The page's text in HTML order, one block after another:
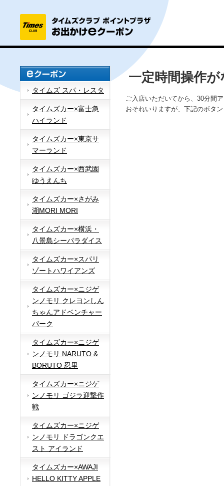
タイムズ スパ・レスタ
タイムズカー×富士急
ハイランド
タイムズカー×東京サ
マーランド
タイムズカー×西武園
ゆうえんち
タイムズカー×さがみ
湖MORI MORI
タイムズカー×横浜・
八景島シーパラダイス
タイムズカー×スパリ
ゾートハワイアンズ
タイムズカー×ニジゲ
ンノモリ クレヨンしん
ちゃんアドベンチャー
パーク
タイムズカー×ニジゲ
ンノモリ NARUTO &
BORUTO 忍里
タイムズカー×ニジゲ
ンノモリ ゴジラ迎撃作
戦
タイムズカー×ニジゲ
ンノモリ ドラゴンクエ
スト アイランド
タイムズカー×AWAJI
HELLO KITTY APPLE
一定時間操作
ご入店いただいてから、30分間
おそれいりますが、下記のボタ